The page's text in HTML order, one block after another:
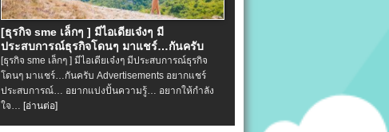
[ธุรกิจ sme เล็กๆ ] มีไอเดียเจ๋งๆ มี
ประสบการณ์ธุรกิจโดนๆ มาแชร์…กันครับ
[ธุรกิจ sme เล็กๆ ] มีไอเดียเจ๋งๆ มีประสบการณ์ธุรกิจ
โดนๆ มาแชร์…กันครับ Advertisements อยากแชร์
ประสบการณ์… อยากแบ่งปั้นความรู้… อยากให้กำลัง
ใจ… [อ่านต่อ]